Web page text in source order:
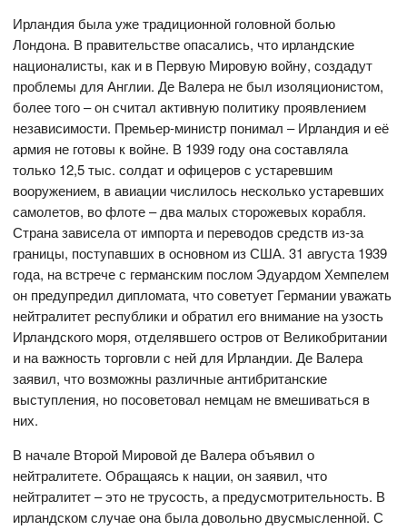
Ирландия была уже традиционной головной болью
Лондона. В правительстве опасались, что ирландские
националисты, как и в Первую Мировую войну, создадут
проблемы для Англии. Де Валера не был изоляционистом,
более того – он считал активную политику проявлением
независимости. Премьер-министр понимал – Ирландия и её
армия не готовы к войне. В 1939 году она составляла
только 12,5 тыс. солдат и офицеров с устаревшим
вооружением, в авиации числилось несколько устаревших
самолетов, во флоте – два малых сторожевых корабля.
Страна зависела от импорта и переводов средств из-за
границы, поступавших в основном из США. 31 августа 1939
года, на встрече с германским послом Эдуардом Хемпелем
он предупредил дипломата, что советует Германии уважать
нейтралитет республики и обратил его внимание на узость
Ирландского моря, отделявшего остров от Великобритании
и на важность торговли с ней для Ирландии. Де Валера
заявил, что возможны различные антибританские
выступления, но посоветовал немцам не вмешиваться в
них.
В начале Второй Мировой де Валера объявил о
нейтралитете. Обращаясь к нации, он заявил, что
нейтралитет – это не трусость, а предусмотрительность. В
ирландском случае она была довольно двусмысленной. С